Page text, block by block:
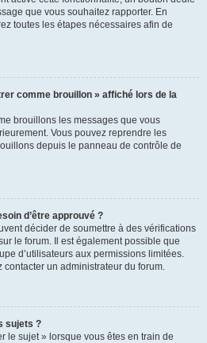
que vous souhaitez rapporter. En
toutes les étapes nécessaires afin de
comme brouillon » affiché lors de la
brouillons les messages que vous
Vous pouvez reprendre les
depuis le panneau de contrôle de
d’être approuvé ?
décider de soumettre à des vérifications
le forum. Il est également possible que
d’utilisateurs aux permissions limitées.
contacter un administrateur du forum.
sujets ?
le sujet » lorsque vous êtes en train de